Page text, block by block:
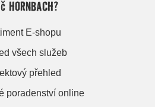
HORNBACH?
E-shopu
všech služeb
přehled
poradenství online